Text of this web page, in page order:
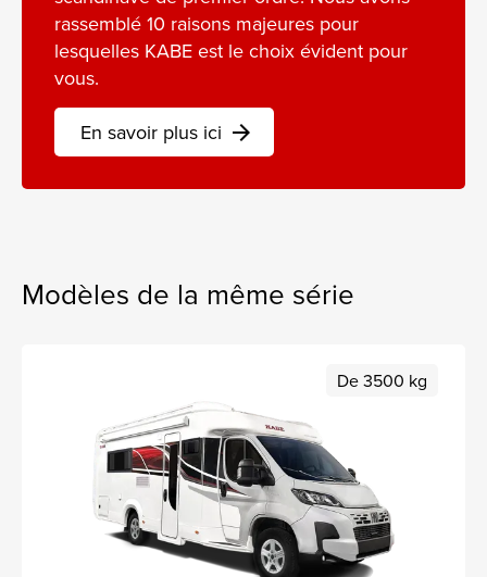
rassemblé 10 raisons majeures pour
lesquelles KABE est le choix évident pour
vous.
En savoir plus ici arrow_forward
Modèles de la même série
De 3500 kg